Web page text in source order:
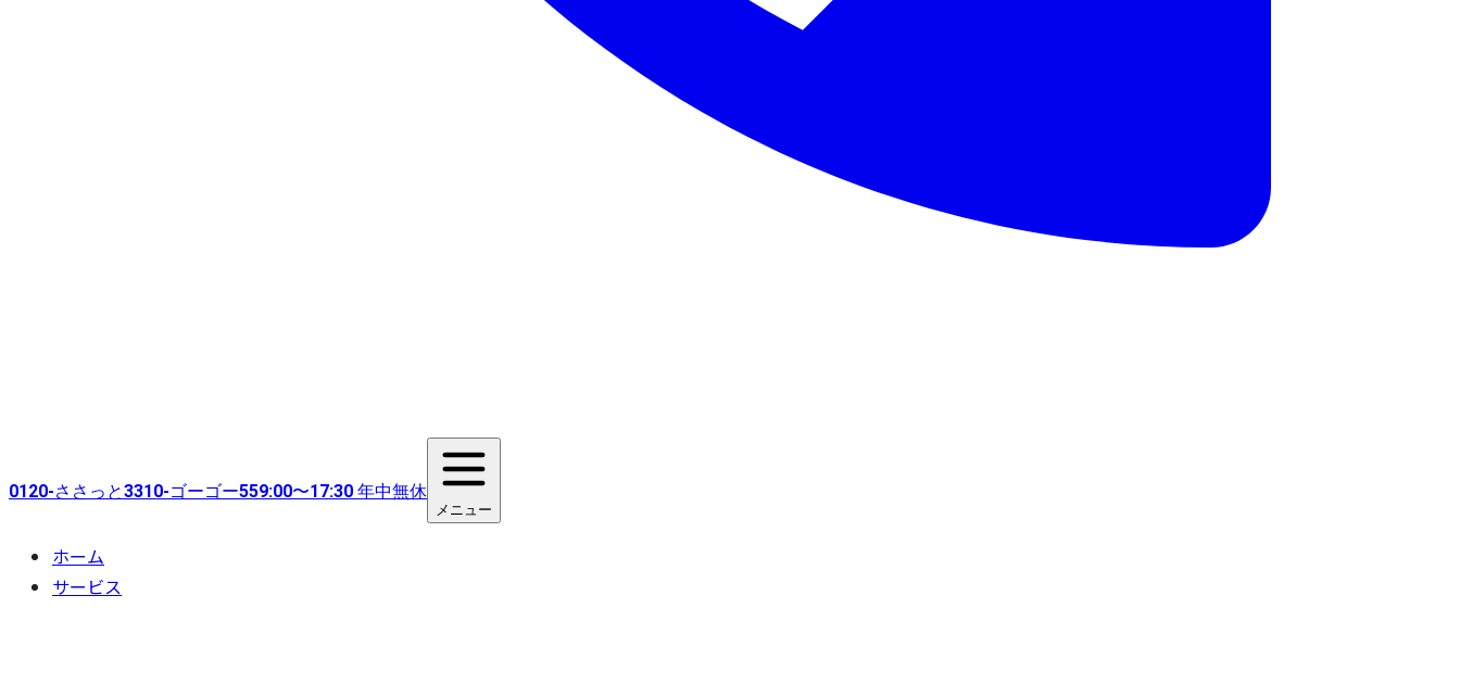
0120-ささっと3310-ゴーゴー559:00〜17:30 年中無休
メニュー
ホーム
サービス